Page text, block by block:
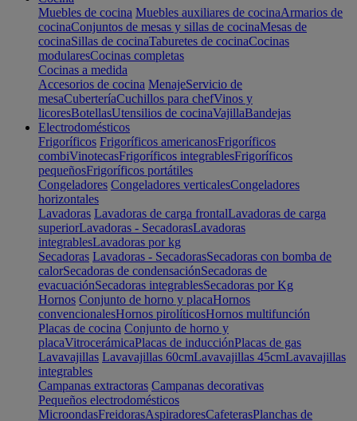
Muebles de cocina Muebles auxiliares de cocinaArmarios de
cocinaConjuntos de mesas y sillas de cocinaMesas de
cocinaSillas de cocinaTaburetes de cocinaCocinas
modularesCocinas completas
Cocinas a medida
Accesorios de cocina MenajeServicio de
mesaCuberteríaCuchillos para chefVinos y
licoresBotellasUtensilios de cocinaVajillaBandejas
Electrodomésticos
Frigoríficos Frigoríficos americanosFrigoríficos
combiVinotecasFrigoríficos integrablesFrigoríficos
pequeñosFrigoríficos portátiles
Congeladores Congeladores verticalesCongeladores
horizontales
Lavadoras Lavadoras de carga frontalLavadoras de carga
superiorLavadoras - SecadorasLavadoras
integrablesLavadoras por kg
Secadoras Lavadoras - SecadorasSecadoras con bomba de
calorSecadoras de condensaciónSecadoras de
evacuaciónSecadoras integrablesSecadoras por Kg
Hornos Conjunto de horno y placaHornos
convencionalesHornos pirolíticosHornos multifunción
Placas de cocina Conjunto de horno y
placaVitrocerámicaPlacas de inducciónPlacas de gas
Lavavajillas Lavavajillas 60cmLavavajillas 45cmLavavajillas
integrables
Campanas extractoras Campanas decorativas
Pequeños electrodomésticos
MicroondasFreidorasAspiradoresCafeterasPlanchas de